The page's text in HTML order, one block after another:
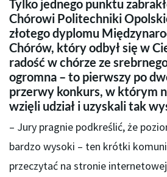
Tylko jednego punktu
Chórowi Politechniki
złotego dyplomu
Chórów, który odbył się w
radość w chórze ze
ogromna – to pierwszy po
przerwy konkurs, w którym
wzięli udział i uzyskali tak
– Jury pragnie podkreślić, że
bardzo wysoki – ten krótki
przeczytać na stronie